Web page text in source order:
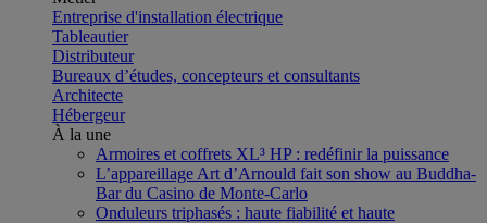
Entreprise d'installation électrique
Tableautier
Distributeur
Bureaux d’études, concepteurs et consultants
Architecte
Hébergeur
À la une
Armoires et coffrets XL³ HP : redéfinir la puissance
L’appareillage Art d’Arnould fait son show au Buddha-
Bar du Casino de Monte-Carlo
Onduleurs triphasés : haute fiabilité et haute